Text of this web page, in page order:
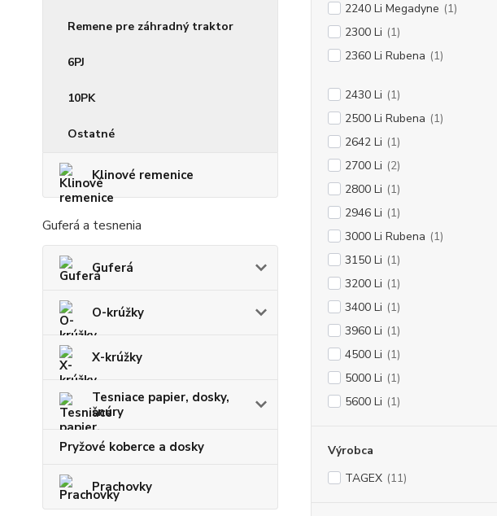
Remene pre záhradný traktor
6PJ
10PK
Ostatné
Klinové remenice
Guferá a tesnenia
Guferá
O-krúžky
X-krúžky
Tesniace papier, dosky,
šnúry
Pryžové koberce a dosky
Prachovky
2240 Li Megadyne (1)
2300 Li (1)
2360 Li Rubena (1)
2430 Li (1)
2500 Li Rubena (1)
2642 Li (1)
2700 Li (2)
2800 Li (1)
2946 Li (1)
3000 Li Rubena (1)
3150 Li (1)
3200 Li (1)
3400 Li (1)
3960 Li (1)
4500 Li (1)
5000 Li (1)
5600 Li (1)
Výrobca
TAGEX (11)